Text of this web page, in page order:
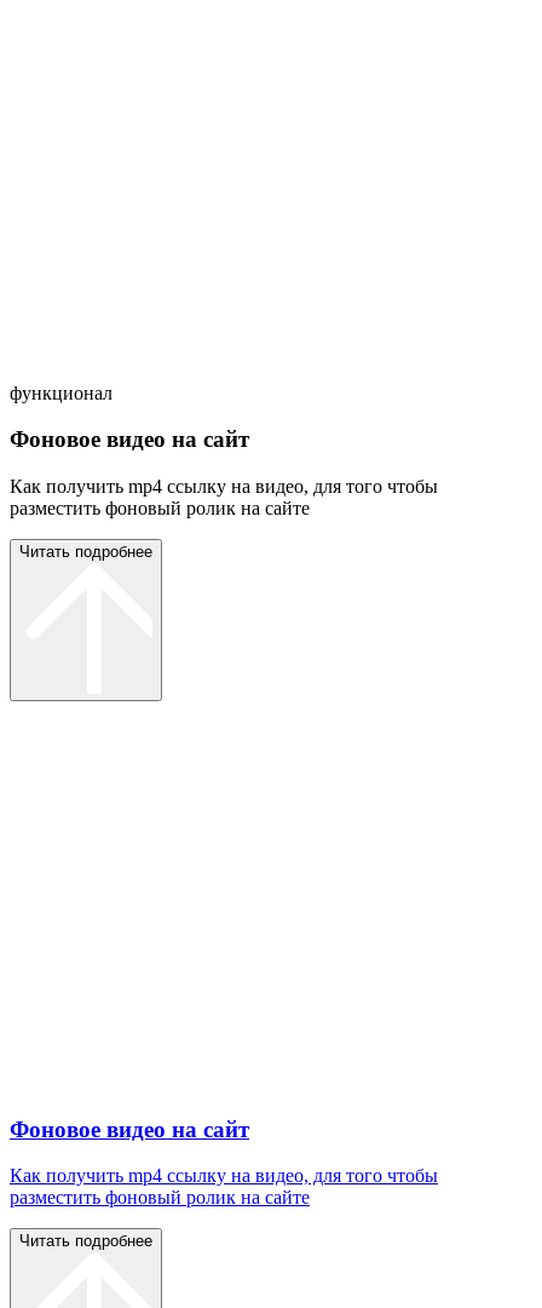
функционал
Фоновое видео на сайт
Как получить mp4 ссылку на видео, для того чтобы
разместить фоновый ролик на сайте
Читать подробнее
Фоновое видео на сайт
Как получить mp4 ссылку на видео, для того чтобы
разместить фоновый ролик на сайте
Читать подробнее